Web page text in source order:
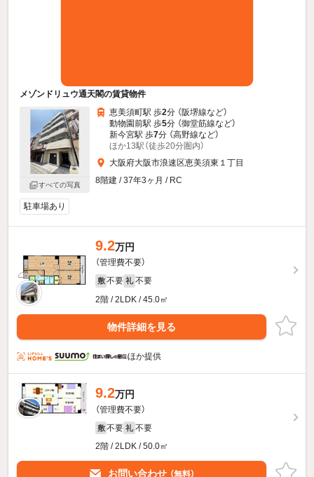
メゾンドリュウ通天閣の賃貸物件
すべての写真
恵美須町駅 歩2分 （阪堺線など）
動物園前駅 歩5分 （御堂筋線など）
新今宮駅 歩7分 （高野線など）
ほか13駅（徒歩20分圏内）
大阪府大阪市浪速区恵美須東１丁目
8階建 / 37年3ヶ月 / RC
駐車場あり
9.2万円
（管理費不要）
敷 不要 礼 不要
2階 / 2LDK / 45.0㎡
物件詳細を見る
ほか提供
9.2万円
（管理費不要）
敷 不要 礼 不要
2階 / 2LDK / 50.0㎡
お問い合わせ （無料）